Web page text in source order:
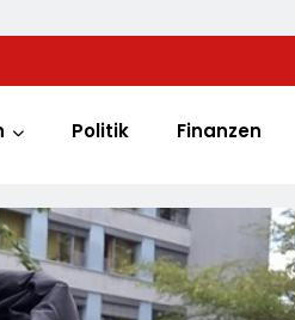
Politik Finanzen